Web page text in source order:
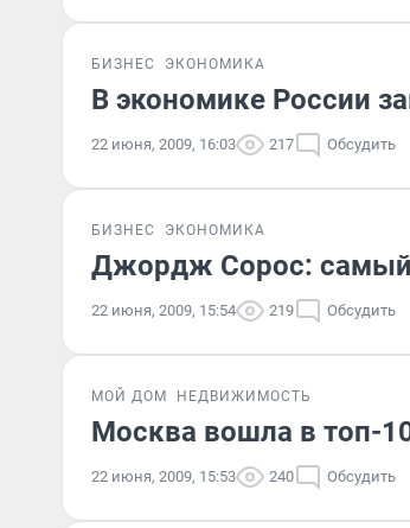
БИЗНЕС ЭКОНОМИКА
В экономике России
22 июня, 2009, 16:03 217 Обсудить
БИЗНЕС ЭКОНОМИКА
Джордж Сорос: самый
22 июня, 2009, 15:54 219 Обсудить
МОЙ ДОМ НЕДВИЖИМОСТЬ
Москва вошла в топ-
22 июня, 2009, 15:53 240 Обсудить